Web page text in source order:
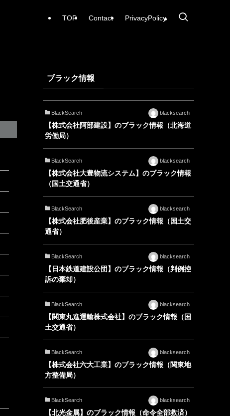
TOP Contact PrivacyPolicy
ブラック情報
BlackSearch blacksearch
【株式会社阿部建設】のブラック情報（北海道
労働局）
BlackSearch blacksearch
【株式会社大豊物流システム】のブラック情報
（国土交通省）
BlackSearch blacksearch
【株式会社肥後産業】のブラック情報（国土交
通省）
BlackSearch blacksearch
【日本鉄道建設公団】のブラック情報（判例控
訴の棄却）
BlackSearch blacksearch
【関東丸進運輸株式会社】のブラック情報（国
土交通省）
BlackSearch blacksearch
【株式会社六大工業】のブラック情報（関東地
方整備局）
BlackSearch blacksearch
【北光金属】のブラック情報（命令全部救済）